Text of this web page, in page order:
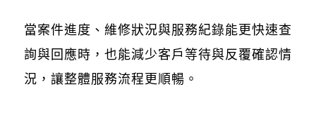
當案件進度、維修狀況與服務紀錄能更快速查
詢與回應時，也能減少客戶等待與反覆確認情
況，讓整體服務流程更順暢。